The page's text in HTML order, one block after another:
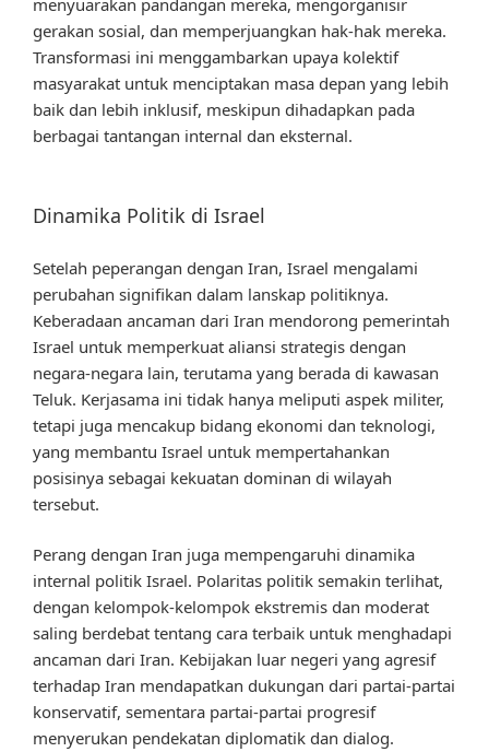
gerakan sosial, dan memperjuangkan hak-hak mereka.
Transformasi ini menggambarkan upaya kolektif
masyarakat untuk menciptakan masa depan yang lebih
baik dan lebih inklusif, meskipun dihadapkan pada
berbagai tantangan internal dan eksternal.
Dinamika Politik di Israel
Setelah peperangan dengan Iran, Israel mengalami
perubahan signifikan dalam lanskap politiknya.
Keberadaan ancaman dari Iran mendorong pemerintah
Israel untuk memperkuat aliansi strategis dengan
negara-negara lain, terutama yang berada di kawasan
Teluk. Kerjasama ini tidak hanya meliputi aspek militer,
tetapi juga mencakup bidang ekonomi dan teknologi,
yang membantu Israel untuk mempertahankan
posisinya sebagai kekuatan dominan di wilayah
tersebut.
Perang dengan Iran juga mempengaruhi dinamika
internal politik Israel. Polaritas politik semakin terlihat,
dengan kelompok-kelompok ekstremis dan moderat
saling berdebat tentang cara terbaik untuk menghadapi
ancaman dari Iran. Kebijakan luar negeri yang agresif
terhadap Iran mendapatkan dukungan dari partai-partai
konservatif, sementara partai-partai progresif
menyerukan pendekatan diplomatik dan dialog.